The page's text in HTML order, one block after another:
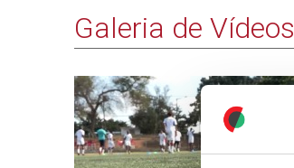
Galeria de Vídeos